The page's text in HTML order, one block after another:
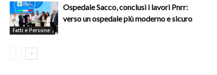
Fatti e Persone
Ospedale Sacco, conclusi i lavori Pnrr:
verso un ospedale più moderno e sicuro